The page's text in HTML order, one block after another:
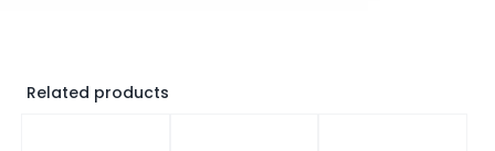
Related products